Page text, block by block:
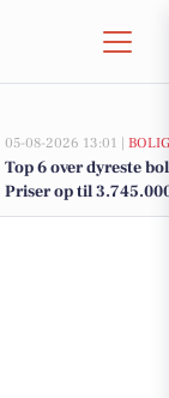
05-08-2026 13:01 |
Top 6 over dyreste
Priser op til